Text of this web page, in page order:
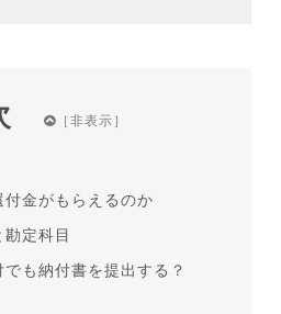
金がもらえるのか
定科目
も納付書を提出する？